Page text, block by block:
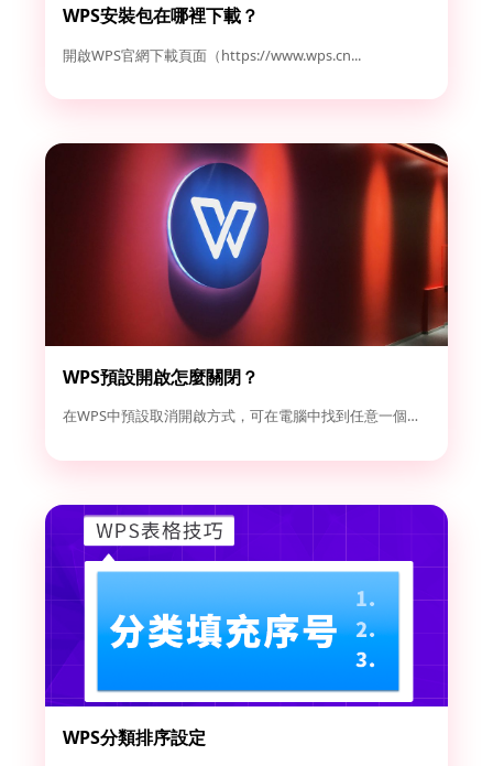
WPS安裝包在哪裡下載？
開啟WPS官網下載頁面（https://www.wps.cn...
WPS預設開啟怎麼關閉？
在WPS中預設取消開啟方式，可在電腦中找到任意一個Word或...
WPS分類排序設定